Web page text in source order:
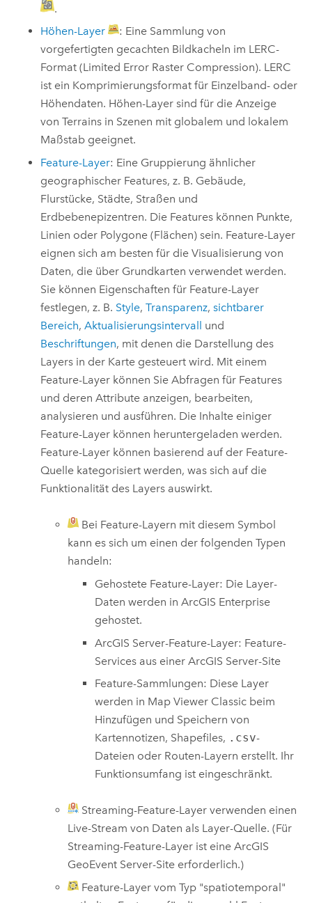
.
Höhen-Layer
: Eine Sammlung von
vorgefertigten gecachten Bildkacheln im LERC-
Format (Limited Error Raster Compression). LERC
ist ein Komprimierungsformat für Einzelband- oder
Höhendaten. Höhen-Layer sind für die Anzeige
von Terrains in Szenen mit globalem und lokalem
Maßstab geeignet.
Feature-Layer: Eine Gruppierung ähnlicher
geographischer Features, z. B. Gebäude,
Flurstücke, Städte, Straßen und
Erdbebenepizentren. Die Features können Punkte,
Linien oder Polygone (Flächen) sein. Feature-Layer
eignen sich am besten für die Visualisierung von
Daten, die über Grundkarten verwendet werden.
Sie können Eigenschaften für Feature-Layer
festlegen, z. B. Style,Transparenz,sichtbarer
Bereich,Aktualisierungsintervall und
Beschriftungen, mit denen die Darstellung des
Layers in der Karte gesteuert wird. Mit einem
Feature-Layer können Sie Abfragen für Features
und deren Attribute anzeigen, bearbeiten,
analysieren und ausführen. Die Inhalte einiger
Feature-Layer können heruntergeladen werden.
Feature-Layer können basierend auf der Feature-
Quelle kategorisiert werden, was sich auf die
Funktionalität des Layers auswirkt.
Bei Feature-Layern mit diesem Symbol
kann es sich um einen der folgenden Typen
handeln:
Gehostete Feature-Layer: Die Layer-
Daten werden in ArcGIS Enterprise
gehostet.
ArcGIS Server-Feature-Layer: Feature-
Services aus einer ArcGIS Server-Site
Feature-Sammlungen: Diese Layer
werden in Map Viewer Classicbeim
Hinzufügen und Speichern von
Kartennotizen, Shapefiles, .csv-
Dateien oder Routen-Layern erstellt. Ihr
Funktionsumfang ist eingeschränkt.
Streaming-Feature-Layer verwenden einen
Live-Stream von Daten als Layer-Quelle. (Für
Streaming-Feature-Layer ist eineArcGIS
GeoEvent Server-Site erforderlich.)
Feature-Layer vom Typ "spatiotemporal"